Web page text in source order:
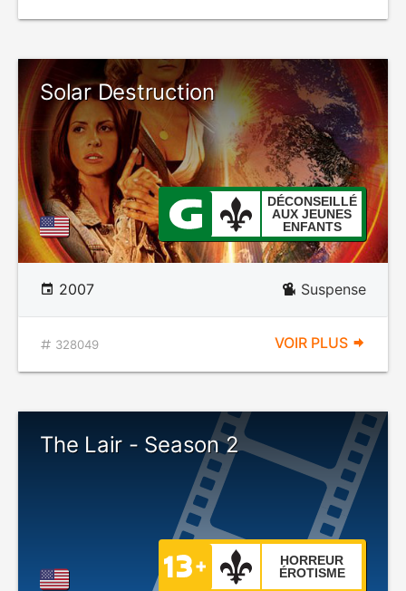
Solar Destruction
DÉCONSEILLÉ
AUX JEUNES
ENFANTS
2007 Suspense
328049 VOIR PLUS
The Lair - Season 2
HORREUR
ÉROTISME